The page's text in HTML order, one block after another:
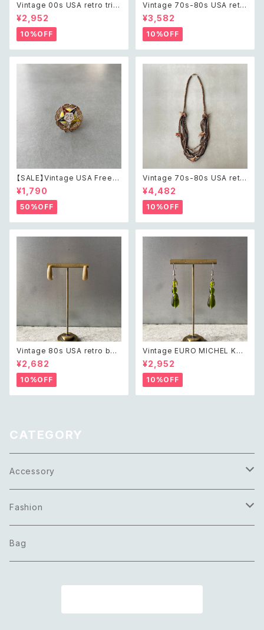
Vintage 00s USA retro tripl
e twist circle design neckl
ace レトロ アメリカ ヴィンテー
ジ アクセサリー ゴールド トリプ
ル ツイスト サークル デザイン
ネックレス
¥2,952
10%OFF
Vintage 70s-80s USA retr
o white shell classical nec
klace レトロ アメリカ ヴィンテ
ージ アクセサリー 天然石 ホワ
イト シェル クラシカル ネックレ
ス
¥3,582
10%OFF
【SALE】Vintage USA Freem
ason order of the eastern
star 25 year member pin br
ooch アメリカ ヴィンテージ ア
クセサリー フリーメイソン オー
ダーオブザ イースタンスター 2
5年 メンバー ピン ブローチ
¥1,790
50%OFF
Vintage 70s-80s USA retr
o safari animal design wo
od beads long necklace レ
トロ アメリカ ヴィンテージ アク
セサリー サファリ アニマル デザ
イン ウッド ビーズ ロング ネッ
クレス
¥4,482
10%OFF
Vintage 80s USA retro bei
ge enamel hoop pierce レ
トロ アメリカ ヴィンテージ アク
セサリー ベージュ エナメル フ
ープ ピアス
¥2,682
10%OFF
Vintage EURO MICHEL KLE
IN retro green glass beads
pierce レトロ ユーロ ヴィンテ
ージ アクセサリー ミッシェルク
ラン グリーン ガラスビーズ ピア
ス/イヤリング
¥2,952
10%OFF
CATEGORY
Accessory
Necklace
Pierce
Fashion
Tops
Bag